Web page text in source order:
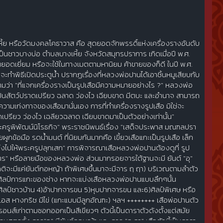
หรือวัดมงคลโคธาวาส คือ สุดยอดจักพรรดิ์แห่งเครื่องรางอันดับ
าวบางบ่อ ตำบลบางเหี้ย จังหวัดสมุทรปราการ เกิดเมื่อปี พ.ศ.
เยี่ยม หรือจะใช้ในทางเมตตามหานิยม ค้าขายของก็ดี ในปี พ.ศ.
ทำพิธีเปิดประตูน้ำ ปรากฏเรื่องที่หลวงพ่อปานได้เอาชิ้นหมูเสียบกับ
"ที่แจกเครื่องรางเป็นรูปเสือมีความหมายอย่างไร ?" หลวงพ่อ
ตว์ปราดเปรียว ฉลาด ว่องไว เฉียบขาด มีตบะ และอำนาจ สามารถ
ามเก่งกาจของเสือมานั่นเอง การที่ทำเครื่องรางรูปเสือ มิใช่จะ
ยว ว่องไว เฉลียวฉลาด เฉียบขาดมาเป็นตัวอย่างเท่านั้น"
ครูพิพัฒน์นิโรธกิจ" พระราชนิพนธ์เรื่อง "เสด็จประพาส มณฑลปรา
ข้อมือ รดน้ำมนต์ ที่นิยมกันมากคือ เขี้ยวเสือแกะเป็นรูปเสือ เล็ก
ไปให้พระครูปลุกเสก" การพิจารณาเสือหลวงพ่อปานต้องดูที่ รูป
หรือลายมือของหลวงพ่อ ส่วนมากรอยจารใต้ฐานจะมี ยันต์ "อุ"
ะมีแค่ยันต์กอหญ้า ถ้าพิเศษขึ้นมาจะมีจาร ฤ ฤา) บริเวณตามลำตัว
การแกะของช่าง หากจะแบ่งเสือหลวงพ่อปานแบบลึกๆนั้น
ชาวบ้าน 4)อ้าปากจารขน 5)หุบปากจารขน และ6)ศิลป์พิเศษ หรือ
หางกริช มีไข่ (แกะแบบมีลูกอัณฑะ) ฯลฯ ++++++++ เสือพ่อปานตัว
นส์เก่าตามซอกออกเป็นสีเขียวๆ ตัวนี้เป็นดาราตัวดังตั้งแต่สมัย